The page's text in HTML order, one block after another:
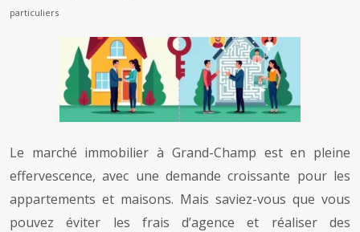
particuliers
Le marché immobilier à Grand-Champ est en pleine
effervescence, avec une demande croissante pour les
appartements et maisons. Mais saviez-vous que vous
pouvez éviter les frais d’agence et réaliser des